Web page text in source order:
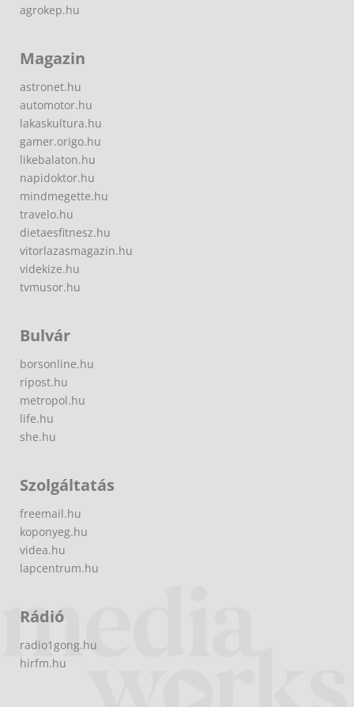
agrokep.hu
Magazin
astronet.hu
automotor.hu
lakaskultura.hu
gamer.origo.hu
likebalaton.hu
napidoktor.hu
mindmegette.hu
travelo.hu
dietaesfitnesz.hu
vitorlazasmagazin.hu
videkize.hu
tvmusor.hu
Bulvár
borsonline.hu
ripost.hu
metropol.hu
life.hu
she.hu
Szolgáltatás
freemail.hu
koponyeg.hu
videa.hu
lapcentrum.hu
Rádió
radio1gong.hu
hirfm.hu